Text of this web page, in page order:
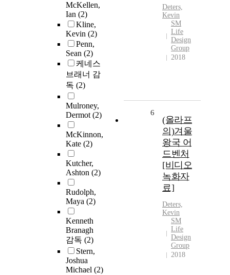
McKellen,
Ian (2)
Kline,
Kevin (2)
Penn,
Sean (2)
케네스
브래너 감
독 (2)
Mulroney,
Dermot(2)
McKinnon,
Kate (2)
Kutcher,
Ashton (2)
Rudolph,
Maya (2)
Kenneth
Branagh
감독 (2)
Stern,
Joshua
Michael (2)
Deters,
Kevin
SM
Life
Design
Group
2018
6
(올라프
의)겨울
왕국 어
드벤처
[비디오
녹화자
료]
Deters,
Kevin
SM
Life
Design
Group
2018